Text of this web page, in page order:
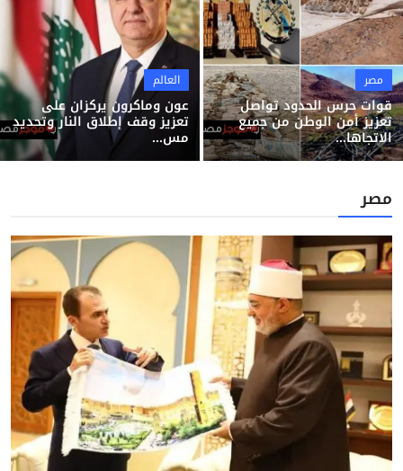
مصر
قوات حرس الحدود تواصل
تعزيز أمن الوطن من جميع
الاتجاها...
العالم
عون وماكرون يركزان على
تعزيز وقف إطلاق النار وتحديد
مس...
مصر